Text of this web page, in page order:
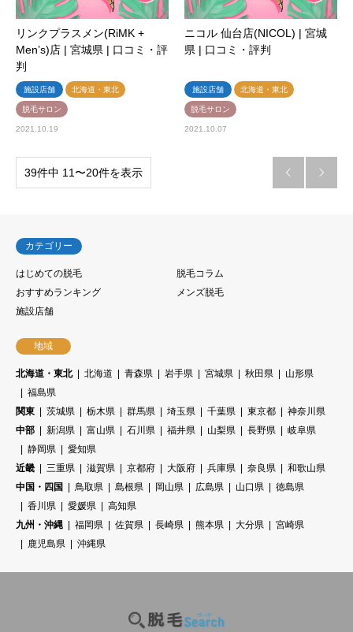
リンクプラスメン(RiMK +
Men’s)店 | 宮城県 | 口コミ・評
判
施設店舗 北海道・東北
脱毛サロン
2021.10.19
ニコル 仙台店(NICOL) | 宮城
県 | 口コミ・評判
施設店舗 北海道・東北
脱毛サロン
2021.10.07
39件中 11〜20件を表示  
カテゴリー
はじめての脱毛
脱毛コラム
おすすめランキング
メンズ脱毛
施設店舗
地域
北海道・東北 北海道 青森県 岩手県 宮城県 秋田県
山形県
福島県
関東
茨城県 栃木県 群馬県 埼玉県 千葉県 東京都
神奈川県
中部
新潟県 富山県 石川県 福井県 山梨県 長野県
岐阜県
静岡県
愛知県
近畿
三重県 滋賀県 京都府 大阪府 兵庫県 奈良県
和歌山県
中国・四国
鳥取県 島根県 岡山県 広島県 山口県
徳島県
香川県
愛媛県
高知県
九州・沖縄
福岡県 佐賀県 長崎県 熊本県 大分県
宮崎県
鹿児島県
沖縄県